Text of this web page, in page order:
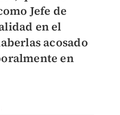
Jefe de
en el
acosado
en